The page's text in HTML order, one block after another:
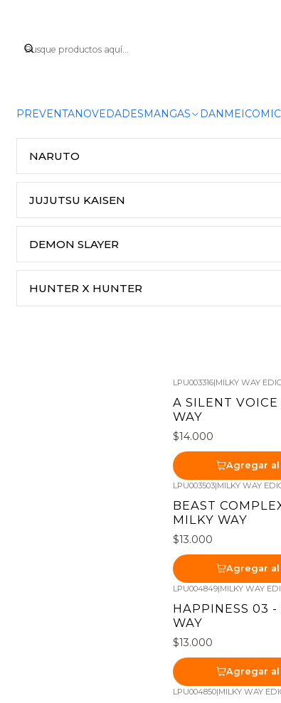
PREVENTANOVEDADESMANGAS DANMEI
NARUTO
JUJUTSU KAISEN
DEMON SLAYER
HUNTER X HUNTER
LPU003316|MILKY WAY
A SILENT
WAY
$14.000
Agregar al
LPU003503|MILKY WAY
BEAST
MILKY WAY
$13.000
Agregar al
LPU004849|MILKY WAY
HAPPINESS 03 -
WAY
$13.000
Agregar al
LPU004850|MILKY WAY